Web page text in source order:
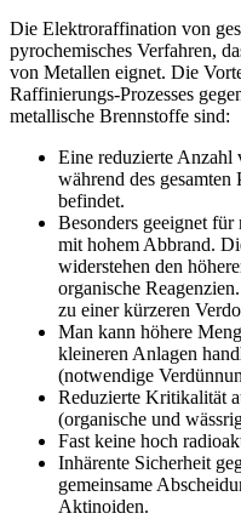
Die Elektroraffination von
pyrochemisches Verfahren,
von Metallen eignet. Die
Raffinierungs-Prozesses
metallische Brennstoffe sind:
Eine reduzierte Anzahl
während des gesamten
befindet.
Besonders geeignet
mit hohem Abbrand.
widerstehen den
organische
zu einer kürzeren
Man kann höhere
kleineren Anlagen
(notwendige
Reduzierte Kritikalität
(organische und
Fast keine hoch
Inhärente Sicherheit
gemeinsame
Aktinoiden.